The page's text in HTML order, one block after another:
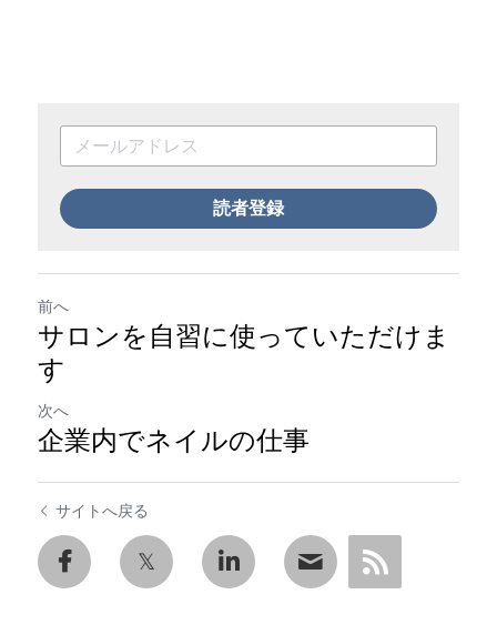
読者登録
前へ
サロンを自習に使っていただけま
す
次へ
企業内でネイルの仕事
サイトへ戻る